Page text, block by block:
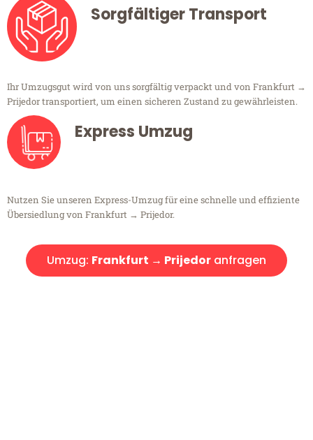
Sorgfältiger Transport
Ihr Umzugsgut wird von uns sorgfältig verpackt und von Frankfurt →
Prijedor transportiert, um einen sicheren Zustand zu gewährleisten.
Express Umzug
Nutzen Sie unseren Express-Umzug für eine schnelle und effiziente
Übersiedlung von Frankfurt → Prijedor.
Umzug: Frankfurt → Prijedor anfragen